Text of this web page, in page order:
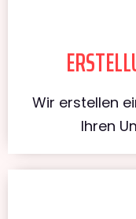
Wir erstellen
Ihren